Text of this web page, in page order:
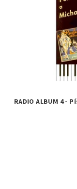
RADIO ALBUM 4 -